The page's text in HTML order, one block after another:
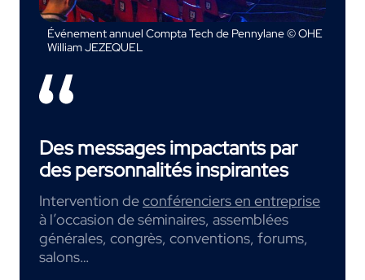
Événement annuel Compta Tech de Pennylane © OHE
William JEZEQUEL
Des messages impactants par
des personnalités inspirantes
Intervention deconférenciers en entreprise
à l’occasion de séminaires, assemblées
générales, congrès, conventions, forums,
salons…